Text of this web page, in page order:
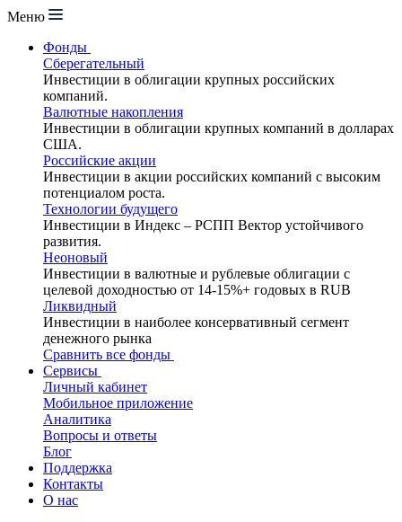
Меню
Фонды
Сберегательный
Инвестиции в облигации крупных российских
компаний.
Валютные накопления
Инвестиции в облигации крупных компаний в долларах
США.
Российские акции
Инвестиции в акции российских компаний с высоким
потенциалом роста.
Технологии будущего
Инвестиции в Индекс – РСПП Вектор устойчивого
развития.
Неоновый
Инвестиции в валютные и рублевые облигации с
целевой доходностью от 14-15%+ годовых в RUB
Ликвидный
Инвестиции в наиболее консервативный сегмент
денежного рынка
Сравнить все фонды
Сервисы
Личный кабинет
Мобильное приложение
Аналитика
Вопросы и ответы
Блог
Поддержка
Контакты
О нас